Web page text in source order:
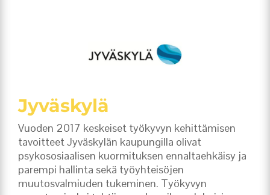
Jyväskylä
Vuoden 2017 keskeiset työkyvyn kehittämisen
tavoitteet Jyväskylän kaupungilla olivat
psykososiaalisen kuormituksen ennaltaehkäisy ja
parempi hallinta sekä työyhteisöjen
muutosvalmiuden tukeminen. Työkyvyn